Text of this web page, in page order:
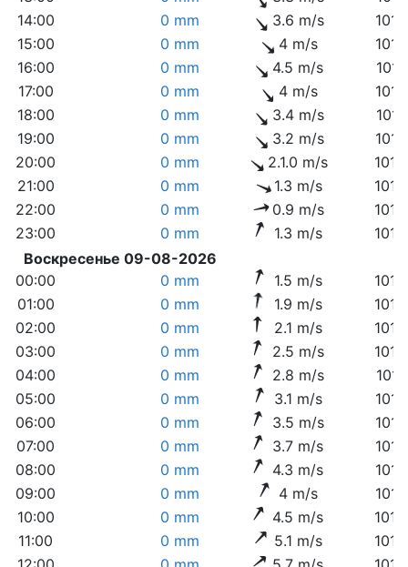
14:00
0 mm 3.6 m/s
15:00
0 mm 4 m/s
16:00
0 mm 4.5 m/s
17:00
0 mm 4 m/s
18:00
0 mm 3.4 m/s
19:00
0 mm 3.2 m/s
20:00
0 mm 2.1.0 m/s
21:00
0 mm 1.3 m/s
22:00
0 mm 0.9 m/s
23:00
0 mm 1.3 m/s
Воскресенье 09-08-2026
00:00
0 mm 1.5 m/s
01:00
0 mm 1.9 m/s
02:00
0 mm 2.1 m/s
03:00
0 mm 2.5 m/s
04:00
0 mm 2.8 m/s
05:00
0 mm 3.1 m/s
06:00
0 mm 3.5 m/s
07:00
0 mm 3.7 m/s
08:00
0 mm 4.3 m/s
09:00
0 mm 4 m/s
10:00
0 mm 4.5 m/s
11:00
0 mm 5.1 m/s